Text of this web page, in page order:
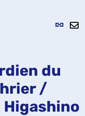
Lien
du
/
Higashino